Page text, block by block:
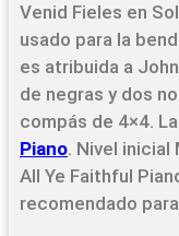
Venid Fieles en
usado para la
es atribuida a
de negras y dos
compás de 4×4.
Piano. Nivel inicial
All Ye Faithful
recomendado